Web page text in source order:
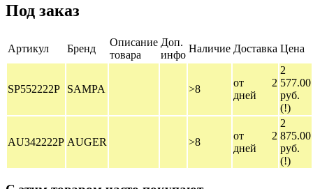
Под заказ
Артикул Бренд
Описание
товара
Доп.
инфо
Наличие Доставка Цена
SP552222P SAMPA >8
от 2
дней
2
577.00
руб.
(!)
AU342222P AUGER >8
от 2
дней
2
875.00
руб.
(!)